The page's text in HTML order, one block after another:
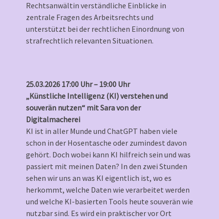
Rechtsanwältin verständliche Einblicke in
zentrale Fragen des Arbeitsrechts und
unterstützt bei der rechtlichen Einordnung von
strafrechtlich relevanten Situationen.
25.03.2026 17:00 Uhr – 19:00 Uhr
„Künstliche Intelligenz (KI) verstehen und
souverän nutzen“ mit Sara von der
Digitalmacherei
KI ist in aller Munde und ChatGPT haben viele
schon in der Hosentasche oder zumindest davon
gehört. Doch wobei kann KI hilfreich sein und was
passiert mit meinen Daten? In den zwei Stunden
sehen wir uns an was KI eigentlich ist, wo es
herkommt, welche Daten wie verarbeitet werden
und welche KI-basierten Tools heute souverän wie
nutzbar sind. Es wird ein praktischer vor Ort